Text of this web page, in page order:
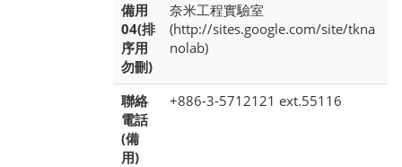
備用
04(排
序用
勿刪)
奈米工程實驗室
(http://sites.google.com/site/tkna
nolab)
聯絡
電話
(備
用)
+886-3-5712121 ext.55116